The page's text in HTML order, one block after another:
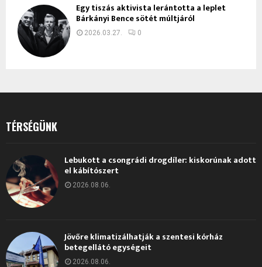
Egy tiszás aktivista lerántotta a leplet
Bárkányi Bence sötét múltjáról
2026.03.27. 0
TÉRSÉGÜNK
Lebukott a csongrádi drogdíler: kiskorúnak adott
el kábítószert
2026.08.06.
Jövőre klimatizálhatják a szentesi kórház
betegellátó egységeit
2026.08.06.